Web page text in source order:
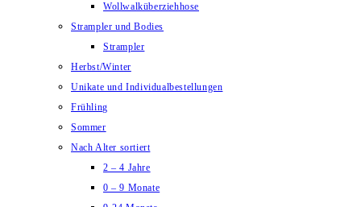
Wollwalküberziehhose
Strampler und Bodies
Strampler
Herbst/Winter
Unikate und Individualbestellungen
Frühling
Sommer
Nach Alter sortiert
2 – 4 Jahre
0 – 9 Monate